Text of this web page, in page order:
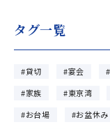
タグ一覧
貸切 宴会
家族
東京湾
お台場
お盆休み